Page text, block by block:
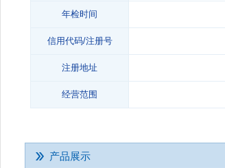
年检时间
信用代码/注册号
注册地址
经营范围
产品展示